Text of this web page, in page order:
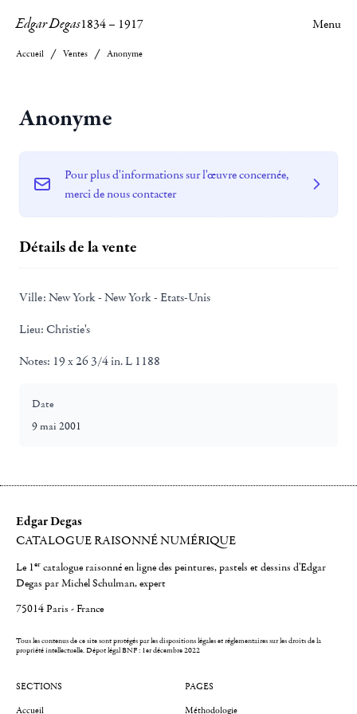
Edgar Degas1834– 1917 Menu
Accueil Ventes Anonyme
Anonyme
Pour plus d'informations sur l'œuvre concernée,
merci de nous contacter
Détails de la vente
Ville: New York - New York - Etats-Unis
Lieu: Christie's
Notes: 19 x 26 3/4 in. L 1188
Date
9 mai 2001
Edgar Degas
CATALOGUE RAISONNÉ NUMÉRIQUE
Le 1er catalogue raisonné en ligne des peintures, pastels et dessins d'Edgar
Degas par Michel Schulman, expert
75014 Paris - France
Tous les contenus de ce site sont protégés par les dispositions légales et réglementaires sur les droits de la
propriété intellectuelle.Dépot légal BNF : 1er décembre 2022
SECTIONS
Accueil
PAGES
Méthodologie